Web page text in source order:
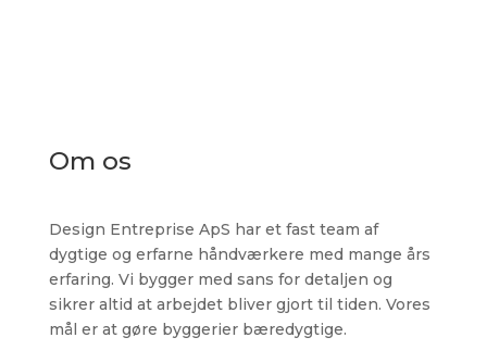
Om os
Design Entreprise ApS har et fast team af
dygtige og erfarne håndværkere med mange års
erfaring. Vi bygger med sans for detaljen og
sikrer altid at arbejdet bliver gjort til tiden. Vores
mål er at gøre byggerier bæredygtige.